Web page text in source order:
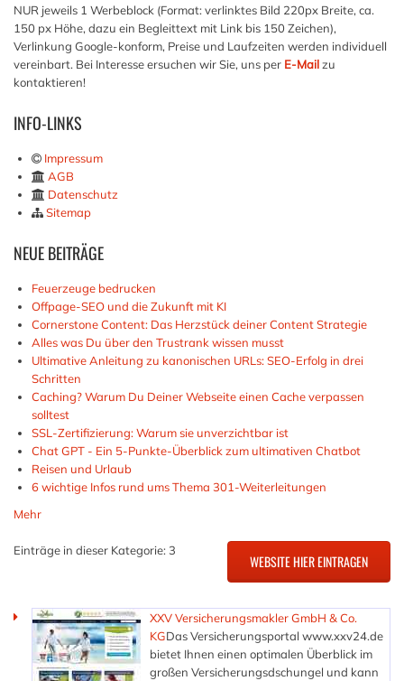
NUR jeweils 1 Werbeblock (Format: verlinktes Bild 220px Breite, ca.
150 px Höhe, dazu ein Begleittext mit Link bis 150 Zeichen),
Verlinkung Google-konform, Preise und Laufzeiten werden individuell
vereinbart. Bei Interesse ersuchen wir Sie, uns per E-Mailzu
kontaktieren!
INFO-LINKS
Impressum
AGB
Datenschutz
Sitemap
NEUEBEITRÄGE
Feuerzeuge bedrucken
Offpage-SEO und die Zukunft mit KI
Cornerstone Content: Das Herzstück deiner Content Strategie
Alles was Du über den Trustrank wissen musst
Ultimative Anleitung zu kanonischen URLs: SEO-Erfolg in drei
Schritten
Caching? Warum Du Deiner Webseite einen Cache verpassen
solltest
SSL-Zertifizierung: Warum sie unverzichtbar ist
Chat GPT - Ein 5-Punkte-Überblick zum ultimativen Chatbot
Reisen und Urlaub
6 wichtige Infos rund ums Thema 301-Weiterleitungen
Mehr
Einträge in dieser Kategorie: 3
XXV Versicherungsmakler GmbH & Co.
KGDas Versicherungsportal www.xxv24.de
bietet Ihnen einen optimalen Überblick im
großen Versicherungsdschungel und kann